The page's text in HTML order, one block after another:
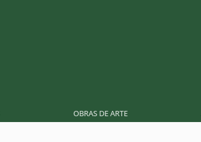
OBRAS DE ARTE